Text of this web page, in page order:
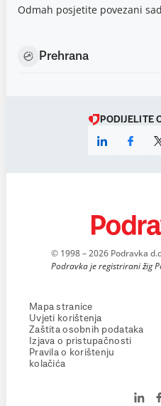
Odmah posjetite povezani
Prehrana
PODIJELITE
© 1998 – 2026 Podravka
Podravka je registrirani žig
Mapa stranice
Uvjeti korištenja
Zaštita osobnih podataka
Izjava o pristupačnosti
Pravila o korištenju
kolačića